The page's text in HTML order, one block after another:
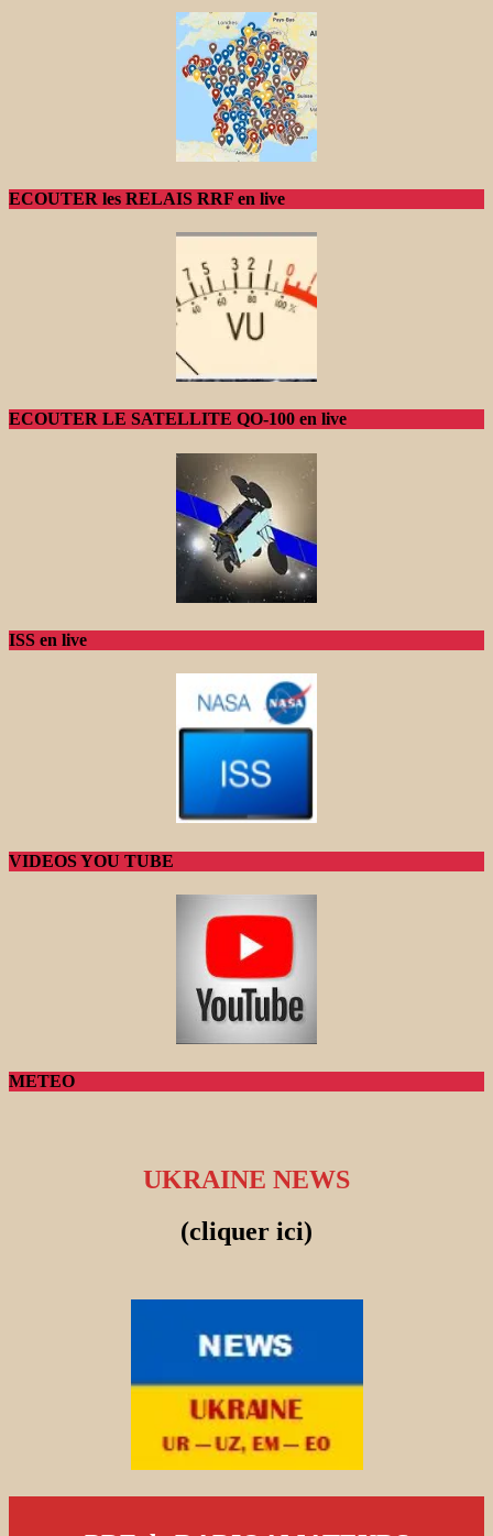
ECOUTER les RELAIS RRF en live
ECOUTER LE SATELLITE QO-100 en live
ISS en live
VIDEOS YOU TUBE
METEO
UKRAINE NEWS
(cliquer ici)